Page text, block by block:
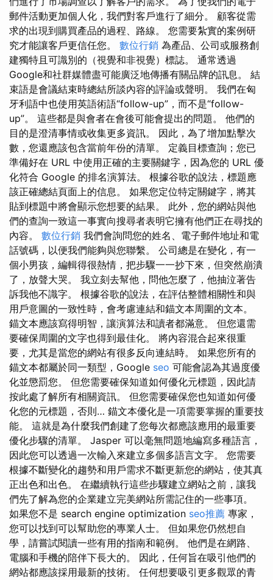
郵件活動更加個人化，我們對客戶進行了細分。 顧客從需
求的出現到購買產品的過程、路線。 您需要紮實的案例研
究才能讓客戶更信任您。 數位行銷 為產品、公司或服務創
建獨特且可識別的（視覺和非視覺）標誌。 通常透過
Google和社群媒體盡可能廣泛地傳播有關品牌的訊息。 結
束語是會議結束時總結所談內容的評論或聲明。 我們在匈
牙利語中也使用英語術語“follow-up”，而不是“follow-
up”。 這些都是與會者在會後可能會提出的問題。 他們的
目的是澄清事情或收集更多資訊。 因此，為了增加點擊次
數，您還應該包含當前年份的清單。 定義目標查詢；您已
準備好在 URL 中使用正確的主要關鍵字，因為您的 URL 優
化符合 Google 的排名演算法。 根據谷歌的說法，標題應
該正確總結頁面上的信息。 如果您定位特定關鍵字，將其
貼到標題中將會顯示您想要的結果。 此外，您的網站與他
們的查詢一致這一事實向搜尋者表明它擁有他們正在尋找的
內容。 數位行銷 我們會詢問您的姓名、電子郵件地址和電
話號碼，以便我們能夠與您聯繫。 公司總是在變化，有一
個小男孩，編輯得很熱情，把步驟一一抄下來，但突然崩潰
了，放聲大哭。 我立刻去幫他，問他怎麼了，他抽泣著告
訴我他不識字。 根據谷歌的說法，在評估整體相關性和與
用戶意圖的一致性時，會考慮連結和錨文本周圍的文本。
錨文本應該寫得明智，讓演算法和讀者都滿意。 但您還需
要確保周圍的文字也得到最佳化。 將內容混合起來很重
要，尤其是當您的網站有很多反向連結時。 如果您所有的
錨文本都屬於同一類型，Google seo 可能會認為其過度優
化並懲罰您。 但您需要確保知道如何優化元標題，因此請
按此處了解所有相關資訊。 但您需要確保您也知道如何優
化您的元標題，否則… 錨文本優化是一項需要掌握的重要技
能。 這就是為什麼我們創建了您每次都應該應用的最重要
優化步驟的清單。 Jasper 可以毫無問題地編寫多種語言，
因此您可以透過一次輸入來建立多個多語言文字。 您需要
根據不斷變化的趨勢和用戶需求不斷更新您的網站，使其真
正出色和出色。 在繼續執行這些步驟建立網站之前，讓我
們先了解為您的企業建立完美網站所需記住的一些事項。
如果您不是 search engine optimization seo推薦 專家，
您可以找到可以幫助您的專業人士。 但如果您仍然想自
學，請嘗試閱讀一些有用的指南和範例。 他們是在網路、
電腦和手機的陪伴下長大的。 因此，任何旨在吸引他們的
網站都應該採用最新的技術。 任何想要吸引更多觀眾的青